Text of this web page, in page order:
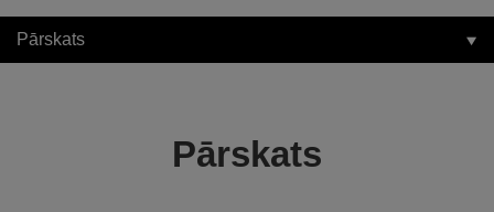
Pārskats
Pārskats